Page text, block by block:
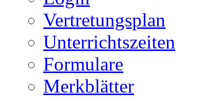
Vertretungsplan
Unterrichtszeiten
Formulare
Merkblätter